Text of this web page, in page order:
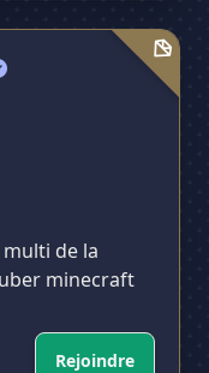
de la
minecraft
Rejoindre